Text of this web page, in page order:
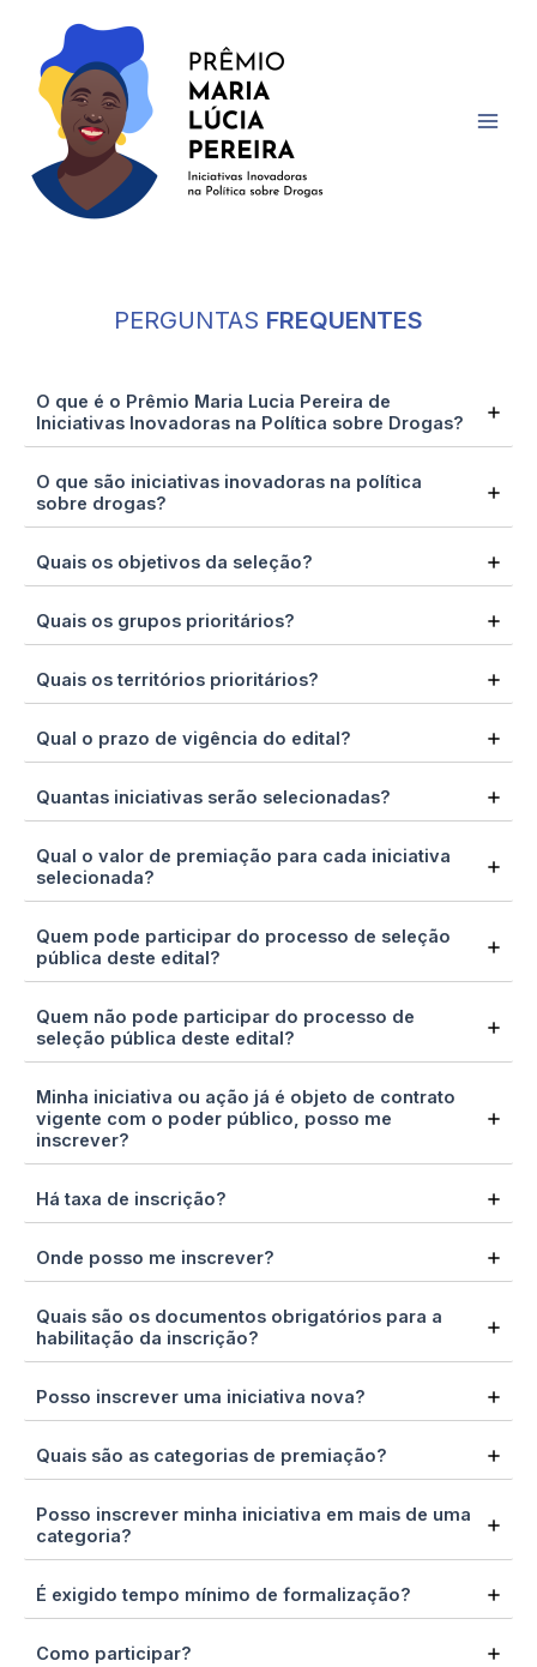
conteúdo
PERGUNTAS FREQUENTES
O que é o Prêmio Maria Lucia Pereira de
Iniciativas Inovadoras na Política sobre Drogas?
O que são iniciativas inovadoras na política
sobre drogas?
Quais os objetivos da seleção?
Quais os grupos prioritários?
Quais os territórios prioritários?
Qual o prazo de vigência do edital?
Quantas iniciativas serão selecionadas?
Qual o valor de premiação para cada iniciativa
selecionada?
Quem pode participar do processo de seleção
pública deste edital?
Quem não pode participar do processo de
seleção pública deste edital?
Minha iniciativa ou ação já é objeto de contrato
vigente com o poder público, posso me
inscrever?
Há taxa de inscrição?
Onde posso me inscrever?
Quais são os documentos obrigatórios para a
habilitação da inscrição?
Posso inscrever uma iniciativa nova?
Quais são as categorias de premiação?
Posso inscrever minha iniciativa em mais de uma
categoria?
É exigido tempo mínimo de formalização?
Como participar?